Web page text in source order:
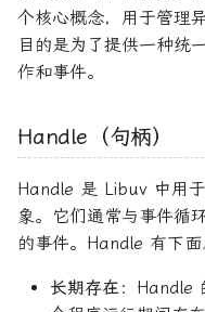
指针Request 示例：文件
事件循环
个核心概念，用于管理
目的是为了提供一种统
作和事件。
Handle（句柄）
Handle 是 Libuv 中用
象。它们通常与事件循
的事件。Handle 有下面
长期存在：Handle